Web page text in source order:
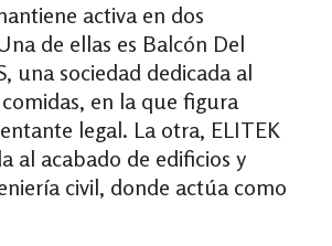
activa en dos
de ellas es Balcón Del
una sociedad dedicada al
en la que figura
legal. La otra, ELITEK
al acabado de edificios y
civil, donde actúa como